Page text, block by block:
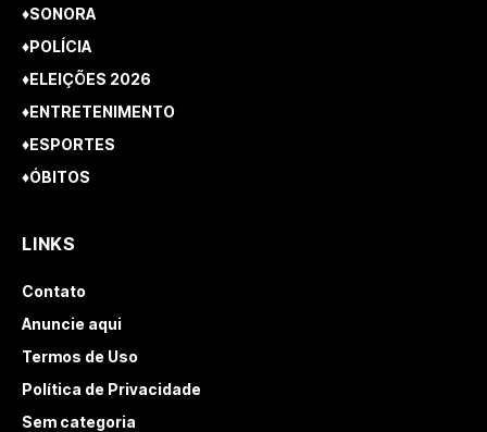
♦SONORA
♦POLÍCIA
♦ELEIÇÕES 2026
♦ENTRETENIMENTO
♦ESPORTES
♦ÓBITOS
LINKS
Contato
Anuncie aqui
Termos de Uso
Política de Privacidade
Sem categoria